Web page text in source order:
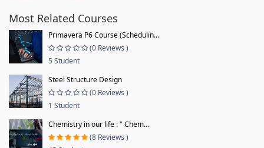
Most Related Courses
Primavera P6 Course (Schedulin...
(0 Reviews )
5 Student
Steel Structure Design
(0 Reviews )
1 Student
Chemistry in our life : " Chem...
(8 Reviews )